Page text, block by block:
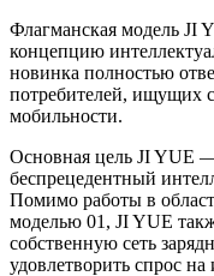
Флагманская модель JI
концепцию
новинка полностью
потребителей, ищущих
мобильности.
Основная цель JI YUE
беспрецедентный
Помимо работы в
моделью 01, JI YUE
собственную сеть
удовлетворить спрос